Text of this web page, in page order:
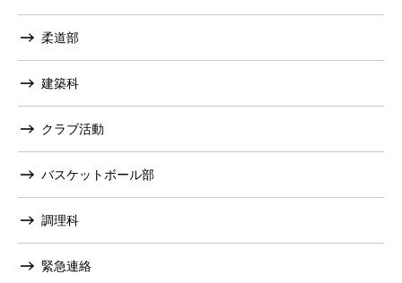
柔道部
建築科
クラブ活動
バスケットボール部
調理科
緊急連絡